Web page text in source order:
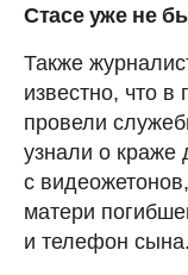
Стасе уже не
Также
известно, что в
провели
узнали о краже
с
матери
и телефон сына.